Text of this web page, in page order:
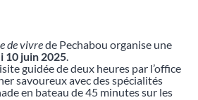
de vivrede Pechabou organise une
10 juin 2025.
guidée de deux heures par l’office
savoureux avec des spécialités
en bateau de 45 minutes sur les